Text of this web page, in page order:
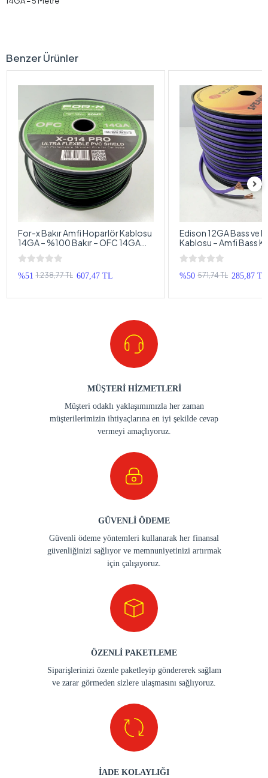
Benzer Ürünler
For-x Bakır Amfi Hoparlör Kablosu
14GA – %100 Bakır – OFC 14GA
Anfi Bass Kablosu – 5 Metre
%51 1.238,77 TL 607,47 TL
Edison 12GA Bass ve
Kablosu – Amfi Bass
– 5 Metre
%50 571,74 TL 285,87 TL
MÜŞTERİ HİZMETLERİ
Müşteri odaklı yaklaşımımızla her zaman
müşterilerimizin ihtiyaçlarına en iyi şekilde cevap
vermeyi amaçlıyoruz.
GÜVENLİ ÖDEME
Güvenli ödeme yöntemleri kullanarak her finansal
güvenliğinizi sağlıyor ve memnuniyetinizi artırmak
için çalışıyoruz.
ÖZENLİ PAKETLEME
Siparişlerinizi özenle paketleyip göndererek sağlam
ve zarar görmeden sizlere ulaşmasını sağlıyoruz.
İADE KOLAYLIĞI